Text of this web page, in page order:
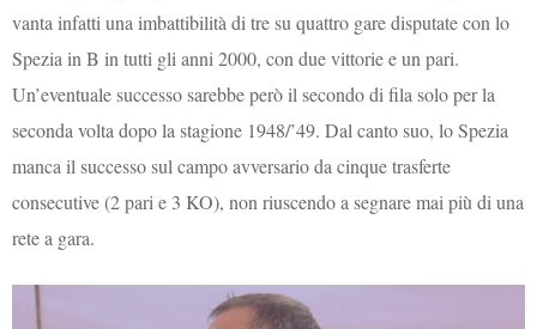
vanta infatti una imbattibilità di tre su quattro gare disputate con lo
Spezia in B in tutti gli anni 2000, con due vittorie e un pari.
Un’eventuale successo sarebbe però il secondo di fila solo per la
seconda volta dopo la stagione 1948/’49. Dal canto suo, lo Spezia
manca il successo sul campo avversario da cinque trasferte
consecutive (2 pari e 3 KO), non riuscendo a segnare mai più di una
rete a gara.